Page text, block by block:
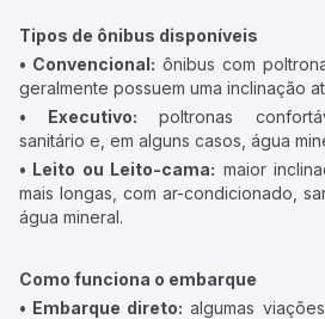
Tipos de ônibus disponíveis
• Convencional: ônibus com
geralmente possuem uma inclinação
• Executivo: poltronas
sanitário e, em alguns casos, água
• Leito ou Leito-cama: maior
mais longas, com ar-condicionado,
água mineral.
Como funciona o embarque
• Embarque direto: algumas